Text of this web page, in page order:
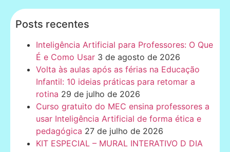
Posts recentes
Inteligência Artificial para Professores: O Que
É e Como Usar 3 de agosto de 2026
Volta às aulas após as férias na Educação
Infantil: 10 ideias práticas para retomar a
rotina 29 de julho de 2026
Curso gratuito do MEC ensina professores a
usar Inteligência Artificial de forma ética e
pedagógica 27 de julho de 2026
KIT ESPECIAL – MURAL INTERATIVO D DIA